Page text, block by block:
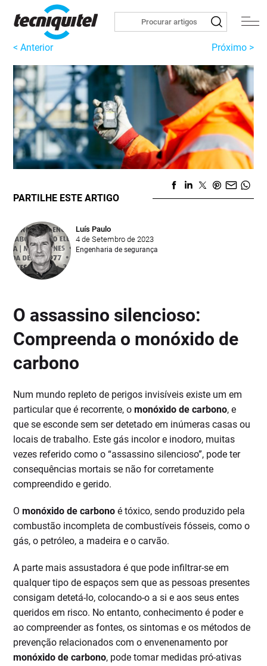
< Anterior Próximo >
PARTILHE ESTE ARTIGO
Luís Paulo
4 de Setembro de 2023
Engenharia de segurança
O assassino silencioso:
Compreenda o monóxido de
carbono
Num mundo repleto de perigos invisíveis existe um em
particular que é recorrente, omonóxido de carbono, e
que se esconde sem ser detetado em inúmeras casas ou
locais de trabalho. Este gás incolor e inodoro, muitas
vezes referido como o “assassino silencioso”, pode ter
consequências mortais se não for corretamente
compreendido e gerido.
Omonóxido de carbono é tóxico, sendo produzido pela
combustão incompleta de combustíveis fósseis, como o
gás, o petróleo, a madeira e o carvão.
A parte mais assustadora é que pode infiltrar-se em
qualquer tipo de espaços sem que as pessoas presentes
consigam detetá-lo, colocando-o a si e aos seus entes
queridos em risco. No entanto, conhecimento é poder e
ao compreender as fontes, os sintomas e os métodos de
prevenção relacionados com o envenenamento por
monóxido de carbono, pode tomar medidas pró-ativas